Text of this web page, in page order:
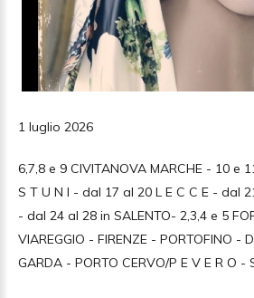
1 luglio 2026
6,7,8 e 9 CIVITANOVA MARCHE - 10 e
S T U N I - dal 17 al 20 L E C C E - dal
- dal 24 al 28 in SALENTO- 2,3,4 e 5
VIAREGGIO - FIRENZE - PORTOFINO -
GARDA - PORTO CERVO/P E V E R O -